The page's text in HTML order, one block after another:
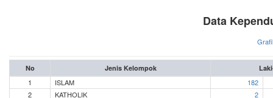
Data
No Jenis Kelompok
1 ISLAM
182
2
KATHOLIK
2